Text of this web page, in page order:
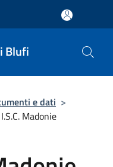
Blufi
e dati >
Madonie